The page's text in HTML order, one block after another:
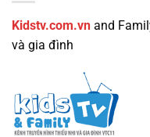
Kidstv.com.vn and
và gia đình